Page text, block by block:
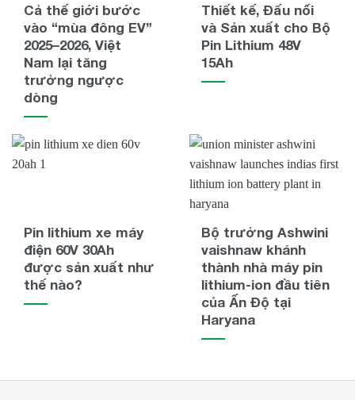
Cả thế giới bước
vào “mùa đông EV”
2025–2026, Việt
Nam lại tăng
trưởng ngược
dòng
Thiết kế, Đấu nối
và Sản xuất cho Bộ
Pin Lithium 48V
15Ah
Pin lithium xe máy
điện 60V 30Ah
được sản xuất như
thế nào?
Bộ trưởng Ashwini
vaishnaw khánh
thành nhà máy pin
lithium-ion đầu tiên
của Ấn Độ tại
Haryana